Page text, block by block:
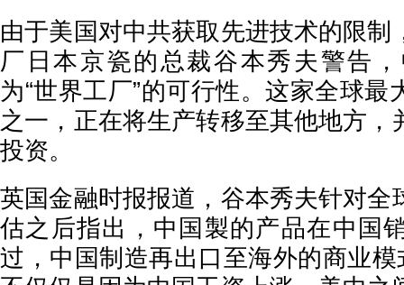
由于美国对中共获取先进技术的限制
厂日本京瓷的总裁谷本秀夫警告
为“世界工厂”的可行性。这家全球最
之一，正在将生产转移至其他地方，
投资。
英国金融时报报道，谷本秀夫针对全
估之后指出，中国製的产品在中国
过，中国制造再出口至海外的商业模